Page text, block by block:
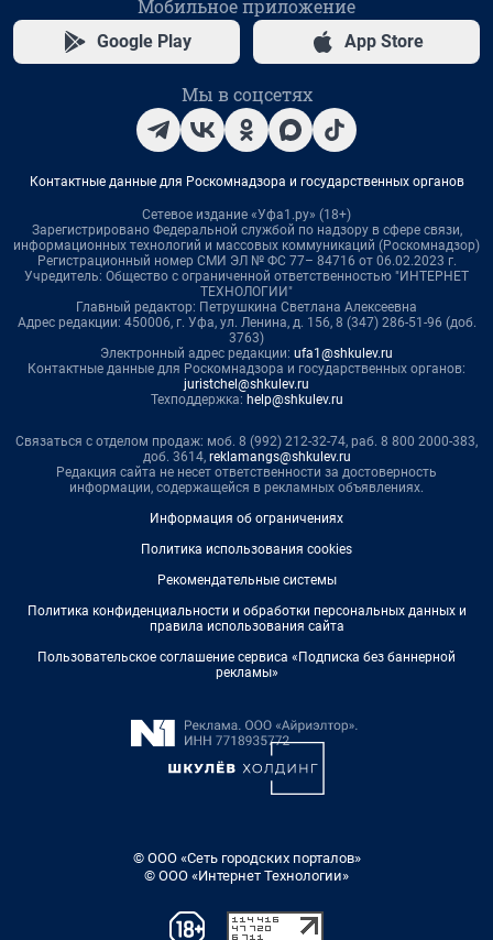
Мобильное приложение
Google Play App Store
Мы в соцсетях
Контактные данные для Роскомнадзора и государственных органов
Сетевое издание «Уфа1.ру» (18+)
Зарегистрировано Федеральной службой по надзору в сфере связи,
информационных технологий и массовых коммуникаций (Роскомнадзор)
Регистрационный номер СМИ ЭЛ № ФС 77– 84716 от 06.02.2023 г.
Учредитель: Общество с ограниченной ответственностью "ИНТЕРНЕТ
ТЕХНОЛОГИИ"
Главный редактор: Петрушкина Светлана Алексеевна
Адрес редакции: 450006, г. Уфа, ул. Ленина, д. 156, 8 (347) 286-51-96 (доб.
3763)
Электронный адрес редакции: ufa1@shkulev.ru
Контактные данные для Роскомнадзора и государственных органов:
juristchel@shkulev.ru
Техподдержка: help@shkulev.ru
Связаться с отделом продаж: моб. 8 (992) 212-32-74, раб. 8 800 2000-383,
доб. 3614, reklamangs@shkulev.ru
Редакция сайта не несет ответственности за достоверность
информации, содержащейся в рекламных объявлениях.
Информация об ограничениях
Политика использования cookies
Рекомендательные системы
Политика конфиденциальности и обработки персональных данных и
правила использования сайта
Пользовательское соглашение сервиса «Подписка без баннерной
рекламы»
© ООО «Сеть городских порталов»
© ООО «Интернет Технологии»